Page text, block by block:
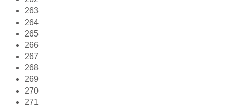
263
264
265
266
267
268
269
270
271